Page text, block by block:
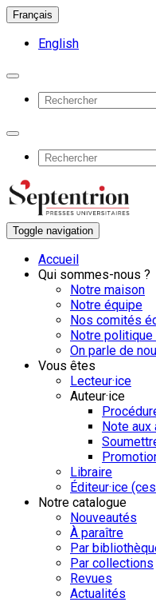
Français
English
Toggle navigation
Accueil
Qui sommes-nous ?
Notre maison
Notre équipe
Nos comités
Notre
On parle de
Vous êtes
Lecteur·ice
Auteur·ice
Note aux
Libraire
Éditeur·ice
Notre catalogue
Nouveautés
À paraître
Par
Par collections
Revues
Actualités